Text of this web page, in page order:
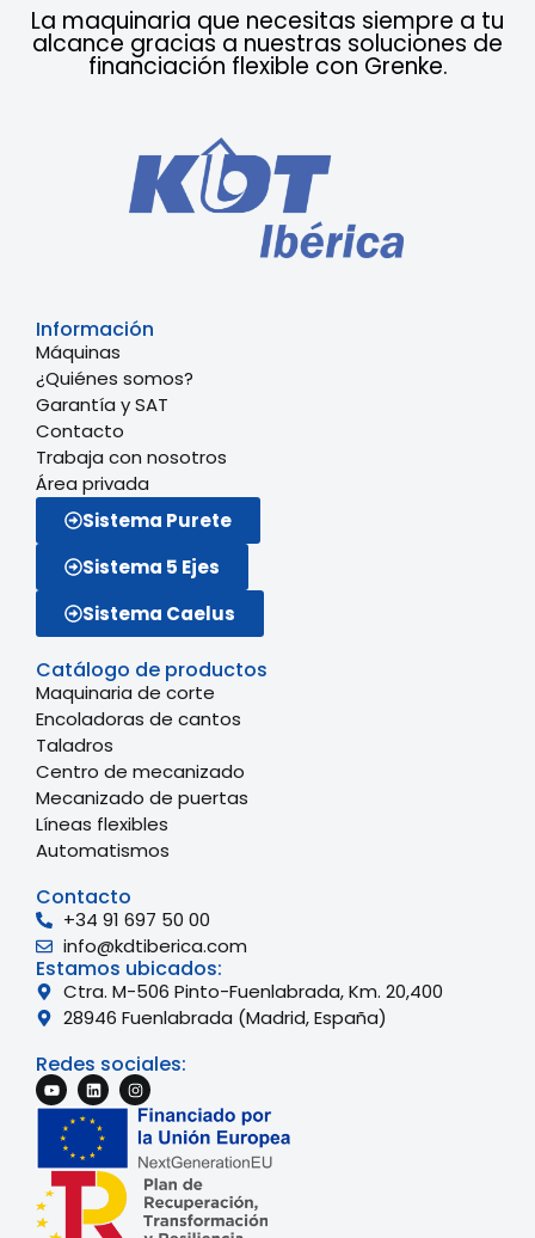
La maquinaria que necesitas siempre a tu
alcance gracias a nuestras soluciones de
financiación flexible con Grenke.
Información
Máquinas
¿Quiénes somos?
Garantía y SAT
Contacto
Trabaja con nosotros
Área privada
Sistema Purete
Sistema 5 Ejes
Sistema Caelus
Catálogo de productos
Maquinaria de corte
Encoladoras de cantos
Taladros
Centro de mecanizado
Mecanizado de puertas
Líneas flexibles
Automatismos
Contacto
+34 91 697 50 00
info@kdtiberica.com
Estamos ubicados:
Ctra. M-506 Pinto-Fuenlabrada, Km. 20,400
28946 Fuenlabrada (Madrid, España)
Redes sociales: